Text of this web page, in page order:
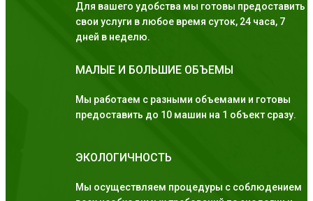
Для вашего удобства мы готовы предоставить
свои услуги в любое время суток, 24 часа, 7
дней в неделю.
МАЛЫЕ И БОЛЬШИЕ ОБЪЕМЫ
Мы работаем с разными объемами и готовы
предоставить до 10 машин на 1 объект сразу.
ЭКОЛОГИЧНОСТЬ
Мы осуществляем процедуры с соблюдением